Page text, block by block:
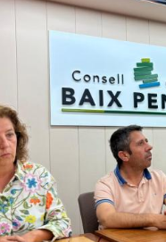
El Consell
Per Reduir El
Menjadors